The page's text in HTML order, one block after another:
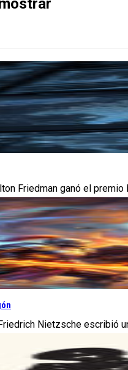
Friedman ganó el
Nietzsche escribió